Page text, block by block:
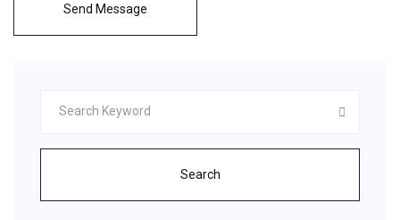
Send Message
Search